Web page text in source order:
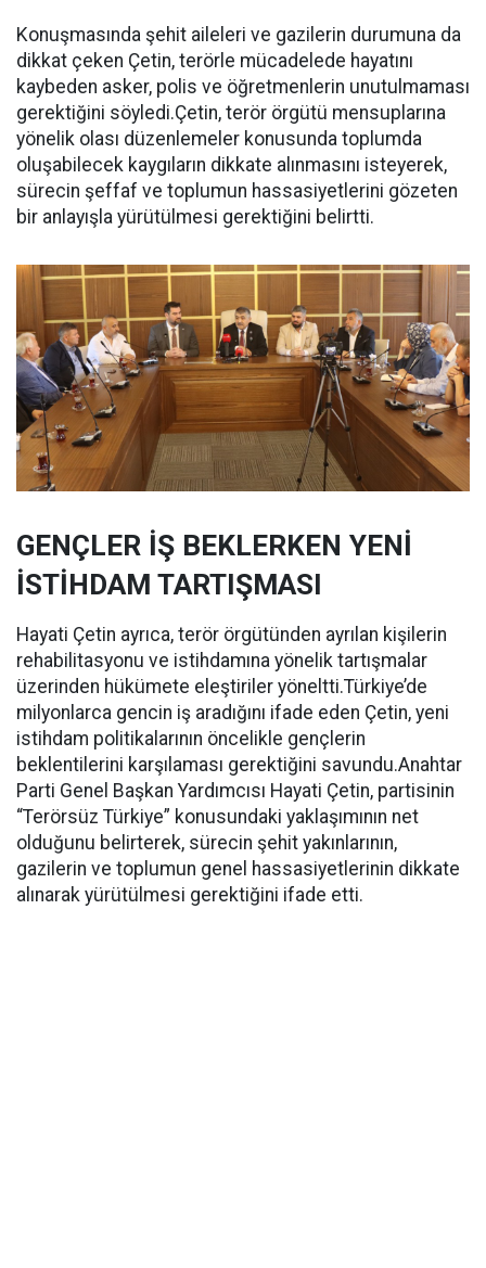
Konuşmasında şehit aileleri ve gazilerin durumuna da
dikkat çeken Çetin, terörle mücadelede hayatını
kaybeden asker, polis ve öğretmenlerin unutulmaması
gerektiğini söyledi.Çetin, terör örgütü mensuplarına
yönelik olası düzenlemeler konusunda toplumda
oluşabilecek kaygıların dikkate alınmasını isteyerek,
sürecin şeffaf ve toplumun hassasiyetlerini gözeten
bir anlayışla yürütülmesi gerektiğini belirtti.
GENÇLER İŞ BEKLERKEN YENİ
İSTİHDAM TARTIŞMASI
Hayati Çetin ayrıca, terör örgütünden ayrılan kişilerin
rehabilitasyonu ve istihdamına yönelik tartışmalar
üzerinden hükümete eleştiriler yöneltti.Türkiye’de
milyonlarca gencin iş aradığını ifade eden Çetin, yeni
istihdam politikalarının öncelikle gençlerin
beklentilerini karşılaması gerektiğini savundu.Anahtar
Parti Genel Başkan Yardımcısı Hayati Çetin, partisinin
“Terörsüz Türkiye” konusundaki yaklaşımının net
olduğunu belirterek, sürecin şehit yakınlarının,
gazilerin ve toplumun genel hassasiyetlerinin dikkate
alınarak yürütülmesi gerektiğini ifade etti.